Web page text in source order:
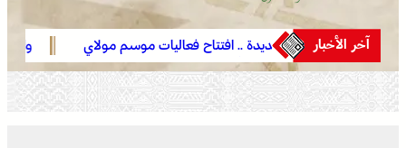
آخر الأخبار
الجديدة .. افتتاح فعاليات موسم مولاي
عبد الله أمغار
وادي زم ..